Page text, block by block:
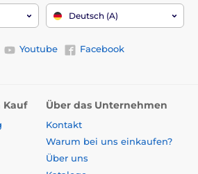
Deutsch (A)
Youtube
Facebook
Kauf Über das Unternehmen
Kontakt
Warum bei uns einkaufen?
Über uns